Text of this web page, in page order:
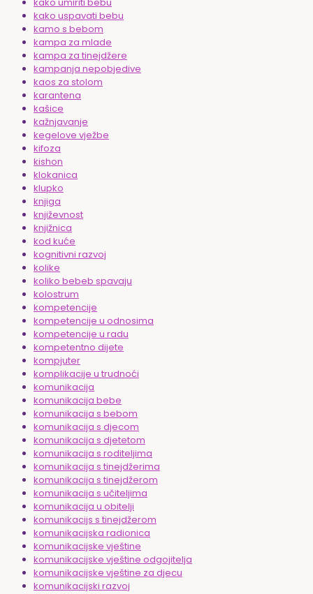
kako uspavati bebu
kamo s bebom
kampa za mlade
kampa za tinejdžere
kampanja nepobjedive
kaos za stolom
karantena
kašice
kažnjavanje
kegelove vježbe
kifoza
kishon
klokanica
klupko
knjiga
književnost
knjižnica
kod kuće
kognitivni razvoj
kolike
koliko bebeb spavaju
kolostrum
kompetencije
kompetencije u odnosima
kompetencije u radu
kompetentno dijete
kompjuter
komplikacije u trudnoći
komunikacija
komunikacija bebe
komunikacija s bebom
komunikacija s djecom
komunikacija s djetetom
komunikacija s roditeljima
komunikacija s tinejdžerima
komunikacija s tinejdžerom
komunikacija s učiteljima
komunikacija u obitelji
komunikacijs s tinejdžerom
komunikacijska radionica
komunikacijske vještine
komunikacijske vještine odgojitelja
komunikacijske vještine za djecu
komunikacijski razvoj